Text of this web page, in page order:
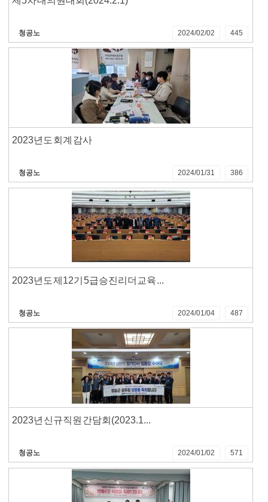
청공노 445
2024/02/02
2023년도 회계 감사
청공노 386
2024/01/31
2023년도 제12기 5급승진리더교육 ...
청공노 487
2024/01/04
2023년 신규직원 간담회(2023.1...
청공노 571
2024/01/02